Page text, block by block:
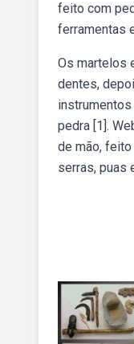
feito com
ferramentas
Os martelos
dentes,
pedra [1].
de mão, feito
serras, puas